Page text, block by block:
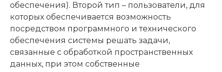
обеспечения). Второй тип – пользователи, для
которых обеспечивается возможность
посредством программного и технического
обеспечения системы решать задачи,
связанные с обработкой пространственных
данных, при этом собственные